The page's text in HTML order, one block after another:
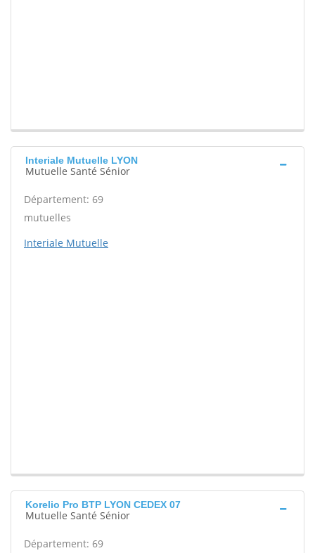
Interiale Mutuelle LYON
Mutuelle Santé Sénior
Département: 69
mutuelles
Interiale Mutuelle
Korelio Pro BTP LYON CEDEX 07
Mutuelle Santé Sénior
Département: 69